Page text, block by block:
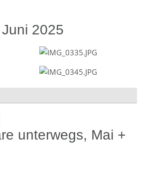
2025
unterwegs, Mai +